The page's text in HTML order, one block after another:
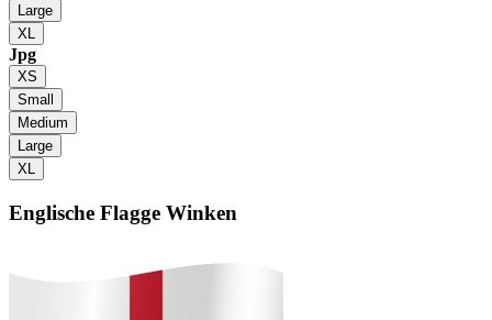
Large
XL
Jpg
XS
Small
Medium
Large
XL
Englische Flagge Winken